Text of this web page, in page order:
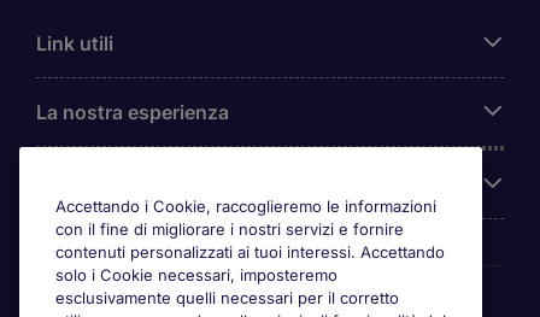
Link utili
La nostra esperienza
Awards
Accettando i Cookie, raccoglieremo le informazioni
con il fine di migliorare i nostri servizi e fornire
contenuti personalizzati ai tuoi interessi. Accettando
solo i Cookie necessari, imposteremo
esclusivamente quelli necessari per il corretto